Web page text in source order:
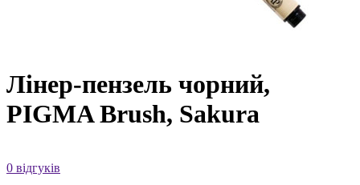
Лінер-пензель чорний,
PIGMA Brush, Sakura
0 відгуків